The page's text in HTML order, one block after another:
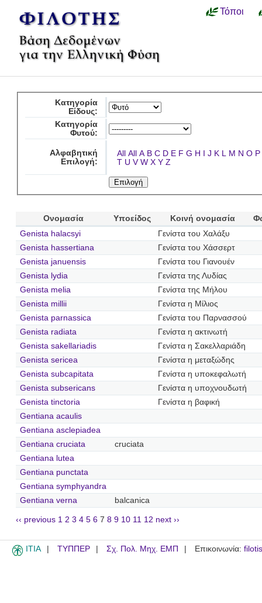
Τόποι
Κατηγορία
Είδους:
Κατηγορία
Φυτού:
Αλφαβητική
Επιλογή:
All All A B C D E F G H I J K L M N O P
T U V W X Y Z
Ονομασία Υποείδος Κοινή ονομασία
Genista halacsyi
Γενίστα του Χαλάξυ
Genista hassertiana
Γενίστα του Χάσσερτ
Genista januensis
Γενίστα του Γιανουέν
Genista lydia
Γενίστα της Λυδίας
Genista melia
Γενίστα της Μήλου
Genista millii
Γενίστα η Μίλιος
Genista parnassica
Γενίστα του Παρνασσού
Genista radiata
Γενίστα η ακτινωτή
Genista sakellariadis
Γενίστα η Σακελλαριάδη
Genista sericea
Γενίστα η μεταξώδης
Genista subcapitata
Γενίστα η υποκεφαλωτή
Genista subsericans
Γενίστα η υποχνουδωτή
Genista tinctoria
Γενίστα η βαφική
Gentiana acaulis
Gentiana asclepiadea
Gentiana cruciata
cruciata
Gentiana lutea
Gentiana punctata
Gentiana symphyandra
Gentiana verna
balcanica
‹‹ previous 1 2 3 4 5 6 7 8 9 10 11 12 next ››
ITIA ΤΥΠΠΕΡ Σχ. Πολ. Μηχ. ΕΜΠ Επικοινωνία: